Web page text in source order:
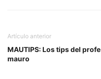
Artículo anterior
MAUTIPS: Los tips del profe
mauro